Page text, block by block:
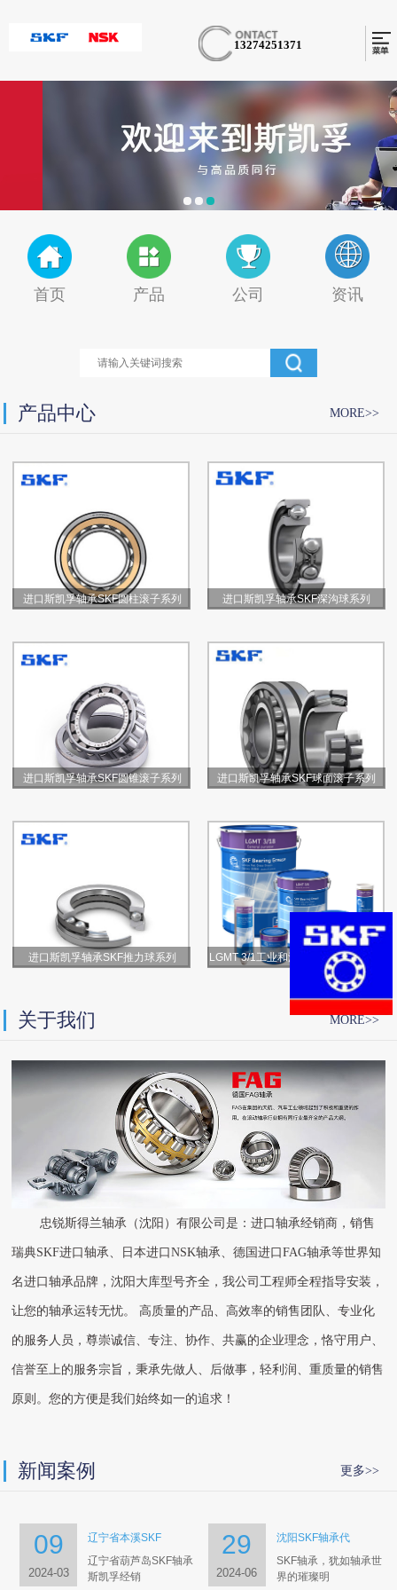
13274251371
首页 产品 公司 资讯
产品中心 MORE>>
进口斯凯孚轴承SKF圆柱滚子系列 进口斯凯孚轴承SKF深沟球系列
进口斯凯孚轴承SKF圆锥滚子系列 进口斯凯孚轴承SKF球面滚子系列
进口斯凯孚轴承SKF推力球系列 LGMT 3/1工业和汽车通用轴承润滑脂
关于我们 MORE>>
忠锐斯得兰轴承（沈阳）有限公司是：进口轴承经销商，销售
瑞典SKF进口轴承、日本进口NSK轴承、德国进口FAG轴承等世界知
名进口轴承品牌，沈阳大库型号齐全，我公司工程师全程指导安装，
让您的轴承运转无忧。 高质量的产品、高效率的销售团队、专业化
的服务人员，尊崇诚信、专注、协作、共赢的企业理念，恪守用户、
信誉至上的服务宗旨，秉承先做人、后做事，轻利润、重质量的销售
原则。您的方便是我们始终如一的追求！
新闻案例 更多>>
29
2024-06
沈阳SKF轴承代
SKF轴承，犹如轴承世
界的璀璨明
09
2024-03
辽宁省本溪SKF
辽宁省葫芦岛SKF轴承
斯凯孚经销